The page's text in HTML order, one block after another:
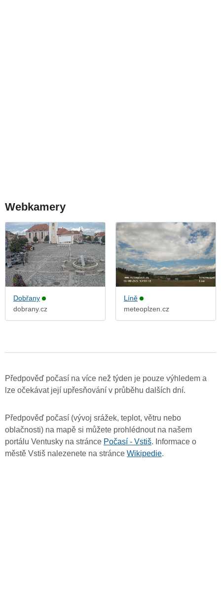
Webkamery
Dobřany
dobrany.cz
Líně
meteoplzen.cz
Předpověď počasí na více než týden je pouze výhledem a
lze očekávat její upřesňování v průběhu dalších dní.
Předpověď počasí (vývoj srážek, teplot, větru nebo
oblačnosti) na mapě si můžete prohlédnout na našem
portálu Ventusky na stránce Počasí - Vstiš. Informace o
městě Vstiš nalezenete na stránce Wikipedie.